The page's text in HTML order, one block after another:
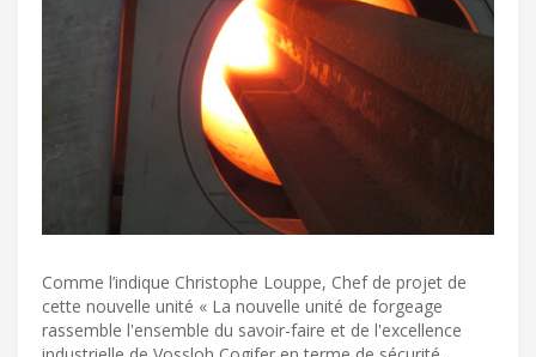
Comme l’indique Christophe Louppe, Chef de projet de
cette nouvelle unité « La nouvelle unité de forgeage
rassemble l'ensemble du savoir-faire et de l'excellence